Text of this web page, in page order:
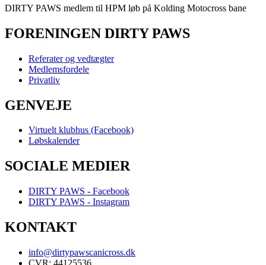
DIRTY PAWS medlem til HPM løb på Kolding Motocross bane
FORENINGEN DIRTY PAWS
Referater og vedtægter
Medlemsfordele
Privatliv
GENVEJE
Virtuelt klubhus (Facebook)
Løbskalender
SOCIALE MEDIER
DIRTY PAWS - Facebook
DIRTY PAWS - Instagram
KONTAKT
info@dirtypawscanicross.dk
CVR: 44125536